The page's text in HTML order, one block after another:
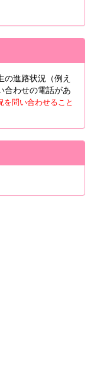
進路状況（例え
わせの電話があ
問い合わせること